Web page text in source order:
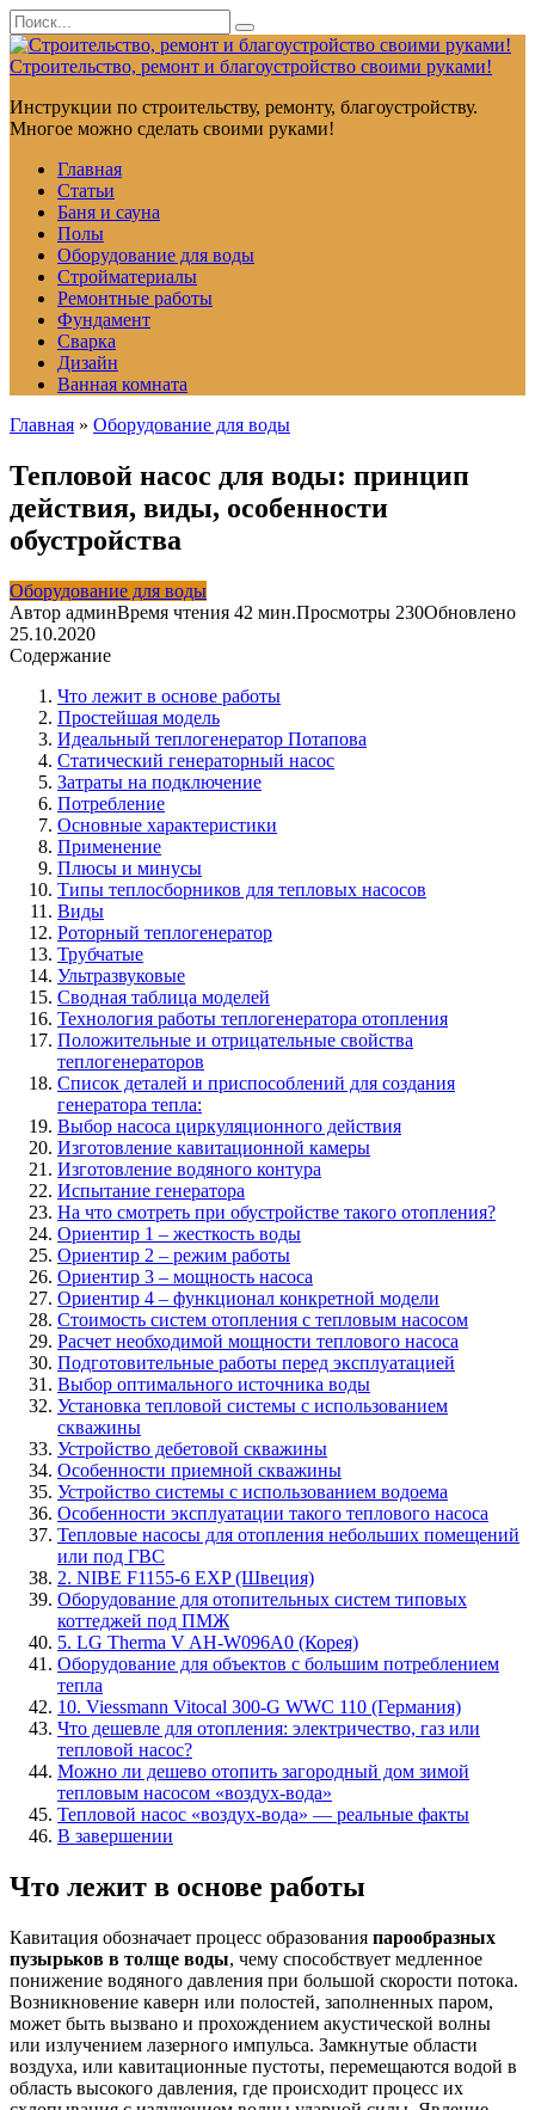
Перейти
к
контенту
Search
for:
Строительство, ремонт и благоустройство своими руками!
Инструкции по строительству, ремонту, благоустройству.
Многое можно сделать своими руками!
Главная
Статьи
Баня и сауна
Полы
Оборудование для воды
Стройматериалы
Ремонтные работы
Фундамент
Сварка
Дизайн
Ванная комната
Главная » Оборудование для воды
Тепловой насос для воды: принцип
действия, виды, особенности
обустройства
Оборудование для воды
Автор админВремя чтения 42 мин.Просмотры 230Обновлено
25.10.2020
Содержание
Что лежит в основе работы
Простейшая модель
Идеальный теплогенератор Потапова
Статический генераторный насос
Затраты на подключение
Потребление
Основные характеристики
Применение
Плюсы и минусы
Типы теплосборников для тепловых насосов
Виды
Роторный теплогенератор
Трубчатые
Ультразвуковые
Сводная таблица моделей
Технология работы теплогенератора отопления
Положительные и отрицательные свойства
теплогенераторов
Список деталей и приспособлений для создания
генератора тепла:
Выбор насоса циркуляционного действия
Изготовление кавитационной камеры
Изготовление водяного контура
Испытание генератора
На что смотреть при обустройстве такого отопления?
Ориентир 1 – жесткость воды
Ориентир 2 – режим работы
Ориентир 3 – мощность насоса
Ориентир 4 – функционал конкретной модели
Стоимость систем отопления с тепловым насосом
Расчет необходимой мощности теплового насоса
Подготовительные работы перед эксплуатацией
Выбор оптимального источника воды
Установка тепловой системы с использованием
скважины
Устройство дебетовой скважины
Особенности приемной скважины
Устройство системы с использованием водоема
Особенности эксплуатации такого теплового насоса
Тепловые насосы для отопления небольших помещений
или под ГВС
2. NIBE F1155-6 EXP (Швеция)
Оборудование для отопительных систем типовых
коттеджей под ПМЖ
5. LG Therma V AH-W096A0 (Корея)
Оборудование для объектов с большим потреблением
тепла
10. Viessmann Vitocal 300-G WWC 110 (Германия)
Что дешевле для отопления: электричество, газ или
тепловой насос?
Можно ли дешево отопить загородный дом зимой
тепловым насосом «воздух-вода»
Тепловой насос «воздух-вода» — реальные факты
В завершении
Что лежит в основе работы
Кавитация обозначает процесс образования парообразных
пузырьков в толще воды, чему способствует медленное
понижение водяного давления при большой скорости потока.
Возникновение каверн или полостей, заполненных паром,
может быть вызвано и прохождением акустической волны
или излучением лазерного импульса. Замкнутые области
воздуха, или кавитационные пустоты, перемещаются водой в
область высокого давления, где происходит процесс их